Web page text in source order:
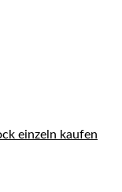
einzeln kaufen